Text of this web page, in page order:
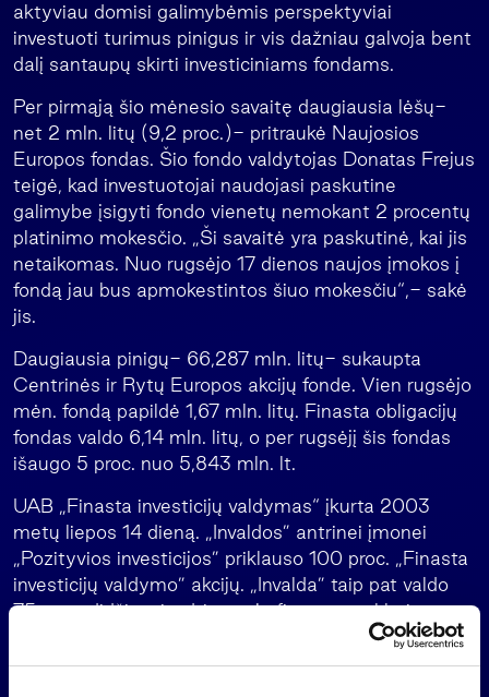
aktyviau domisi galimybėmis perspektyviai
investuoti turimus pinigus ir vis dažniau galvoja bent
dalį santaupų skirti investiciniams fondams.
Per pirmąją šio mėnesio savaitę daugiausia lėšų-
net 2 mln. litų (9,2 proc.)- pritraukė Naujosios
Europos fondas. Šio fondo valdytojas Donatas Frejus
teigė, kad investuotojai naudojasi paskutine
galimybe įsigyti fondo vienetų nemokant 2 procentų
platinimo mokesčio. „Ši savaitė yra paskutinė, kai jis
netaikomas. Nuo rugsėjo 17 dienos naujos įmokos į
fondą jau bus apmokestintos šiuo mokesčiu“,- sakė
jis.
Daugiausia pinigų- 66,287 mln. litų- sukaupta
Centrinės ir Rytų Europos akcijų fonde. Vien rugsėjo
mėn. fondą papildė 1,67 mln. litų. Finasta obligacijų
fondas valdo 6,14 mln. litų, o per rugsėjį šis fondas
išaugo 5 proc. nuo 5,843 mln. lt.
UAB „Finasta investicijų valdymas“ įkurta 2003
metų liepos 14 dieną. „Invaldos” antrinei įmonei
„Pozityvios investicijos” priklauso 100 proc. „Finasta
investicijų valdymo” akcijų. „Invalda” taip pat valdo
75 proc. didžiausios Lietuvoje finansų maklerio